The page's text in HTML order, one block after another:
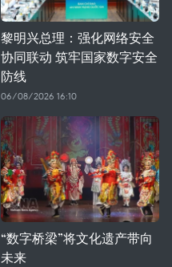
黎明兴总理：强化网络安全
协同联动 筑牢国家数字安全
防线
06/08/2026 16:10
“数字桥梁”将文化遗产带向
未来